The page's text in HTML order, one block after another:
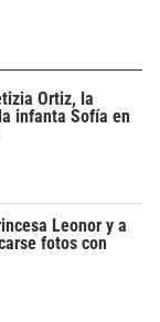
Ortiz, la
infanta Sofía en
Leonor y a
fotos con